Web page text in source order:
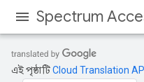
Spectrum
এই পৃষ্ঠাটিCloud Translation API